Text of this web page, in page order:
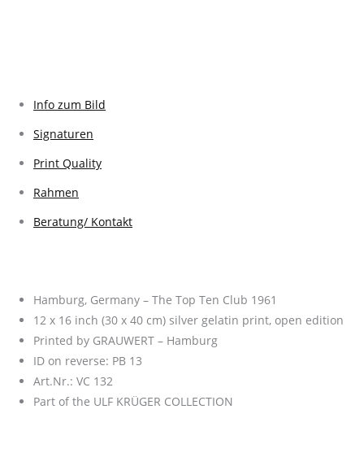
Info zum Bild
Signaturen
Print Quality
Rahmen
Beratung/ Kontakt
Hamburg, Germany – The Top Ten Club 1961
12 x 16 inch (30 x 40 cm) silver gelatin print, open edition
Printed by GRAUWERT – Hamburg
ID on reverse: PB 13
Art.Nr.: VC 132
Part of the ULF KRÜGER COLLECTION